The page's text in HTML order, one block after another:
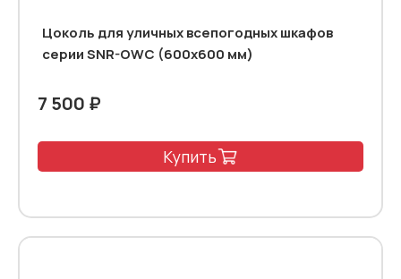
Цоколь для уличных всепогодных шкафов
серии SNR-OWC (600x600 мм)
7 500 ₽
Купить